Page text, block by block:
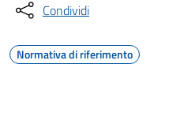
Condividi
Normativa di riferimento